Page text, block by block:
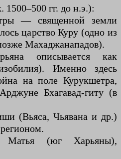
1500–500 гг. до н.э.):
— священной земли
царство Куру (одно из
Махаджанападов).
описывается как
Именно здесь
на поле Курукшетра,
Бхагавад-гиту (в
(Вьяса, Чьявана и др.)
Матья (юг Харьяны),